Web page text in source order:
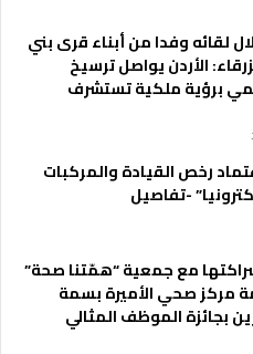
لقائه وفدا من أبناء قرى بني
الأردن يواصل ترسيخ
برؤية ملكية تستشرف
رخص القيادة والمركبات
-تفاصيل
مع جمعية “همّتنا صحة”
مركز صحي الأميرة بسمة
بجائزة الموظف المثالي